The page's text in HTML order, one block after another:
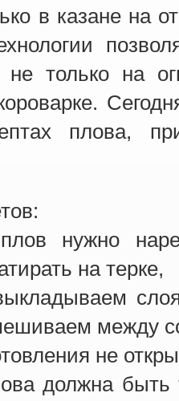
в казане на
не только на
плова,
нужно
на терке,
между
не
должна быть